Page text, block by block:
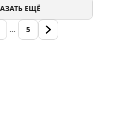
ЕЩЁ
… 5